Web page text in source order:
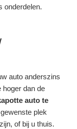
onderdelen.
auto anderszins
hoger dan de
auto te
plek
of bij u thuis.